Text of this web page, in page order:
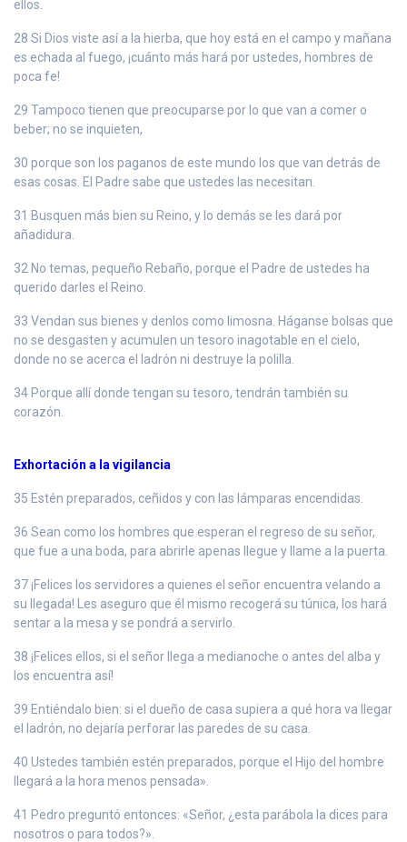
ellos.
28 Si Dios viste así a la hierba, que hoy está en el campo y mañana
es echada al fuego, ¡cuánto más hará por ustedes, hombres de
poca fe!
29 Tampoco tienen que preocuparse por lo que van a comer o
beber; no se inquieten,
30 porque son los paganos de este mundo los que van detrás de
esas cosas. El Padre sabe que ustedes las necesitan.
31 Busquen más bien su Reino, y lo demás se les dará por
añadidura.
32 No temas, pequeño Rebaño, porque el Padre de ustedes ha
querido darles el Reino.
33 Vendan sus bienes y denlos como limosna. Háganse bolsas que
no se desgasten y acumulen un tesoro inagotable en el cielo,
donde no se acerca el ladrón ni destruye la polilla.
34 Porque allí donde tengan su tesoro, tendrán también su
corazón.
Exhortación a la vigilancia
35 Estén preparados, ceñidos y con las lámparas encendidas.
36 Sean como los hombres que esperan el regreso de su señor,
que fue a una boda, para abrirle apenas llegue y llame a la puerta.
37 ¡Felices los servidores a quienes el señor encuentra velando a
su llegada! Les aseguro que él mismo recogerá su túnica, los hará
sentar a la mesa y se pondrá a servirlo.
38 ¡Felices ellos, si el señor llega a medianoche o antes del alba y
los encuentra así!
39 Entiéndalo bien: si el dueño de casa supiera a qué hora va llegar
el ladrón, no dejaría perforar las paredes de su casa.
40 Ustedes también estén preparados, porque el Hijo del hombre
llegará a la hora menos pensada».
41 Pedro preguntó entonces: «Señor, ¿esta parábola la dices para
nosotros o para todos?».